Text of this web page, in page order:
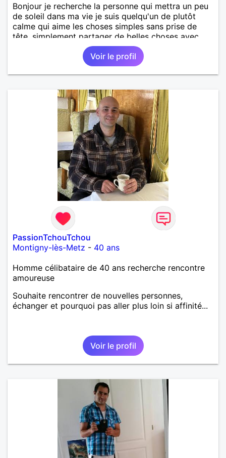
Bonjour je recherche la personne qui mettra un peu
de soleil dans ma vie je suis quelqu'un de plutôt
calme qui aime les choses simples sans prise de
tête, simplement partager de belles choses avec
une personne qui me ressemble .
Voir le profil
PassionTchouTchou
Montigny-lès-Metz - 40 ans
Homme célibataire de 40 ans recherche rencontre
amoureuse
Souhaite rencontrer de nouvelles personnes,
échanger et pourquoi pas aller plus loin si affinité...
Voir le profil